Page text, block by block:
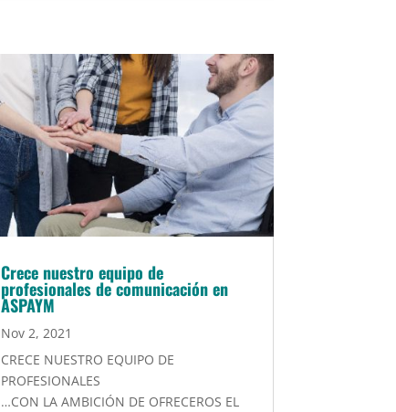
Crece nuestro equipo de
profesionales de comunicación en
ASPAYM
Nov 2, 2021
CRECE NUESTRO EQUIPO DE
PROFESIONALES
…CON LA AMBICIÓN DE OFRECEROS EL